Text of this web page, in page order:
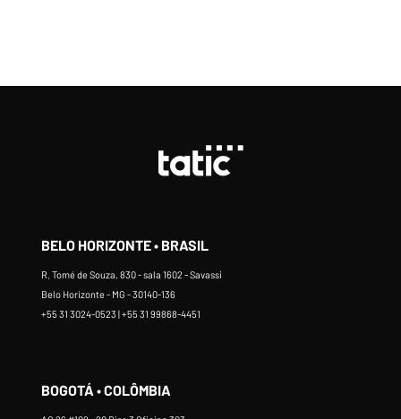
BELO HORIZONTE • BRASIL
R. Tomé de Souza, 830 - sala 1602 - Savassi
Belo Horizonte - MG - 30140-136
+55 31 3024-0523 | +55 31 99868-4451
BOGOTÁ • COLÔMBIA